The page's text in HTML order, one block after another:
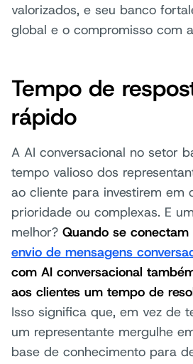
valorizados, e seu banco
global e o compromisso com
Tempo de
rápido
A AI conversacional no setor
tempo valioso dos
ao cliente para investirem em
prioridade ou complexas. E
melhor? Quando se conectam
envio de mensagens
com AI conversacional
aos clientes um tempo de
Isso significa que, em vez de
um representante mergulhe
base de conhecimento para